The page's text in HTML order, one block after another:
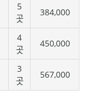
5
곳
384,000
4
곳
450,000
3
곳
567,000